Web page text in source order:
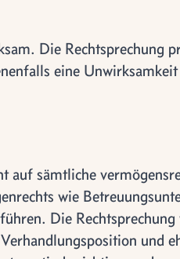
Die Rechtsprechung
eine
auf sämtliche
wie
Die Rechtsprechung
und